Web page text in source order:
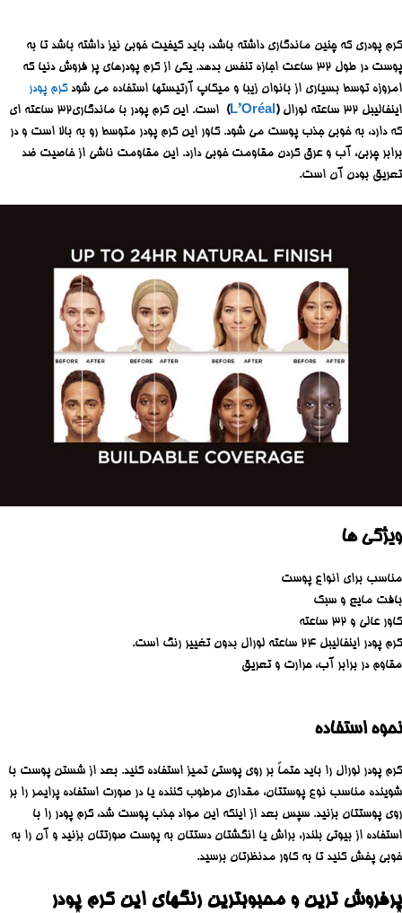
کرم پودری که چنین ماندگاری داشته باشد، باید کیفیت خوبی نیز داشته باشد تا به
پوست در طول ۳۲ ساعت اجازه تنفس بدهد. یکی از کرم پودرهای پر فروش دنیا که
امروزه توسط بسیاری از بانوان زیبا و میکاپ آرتیستها استفاده می شودکرم پودر
اینفالیبل ۳۲ ساعته لورال
(
L’Oréal
)
است. این کرم پودر با ماندگاری۳۲ ساعته ای
که دارد، به خوبی جذب پوست می شود. کاور این کرم پودر متوسط رو به بالا است و در
برابر چربی، آب و عرق کردن مقاومت خوبی دارد. این مقاومت ناشی از خاصیت ضد
تعریق بودن آن است.
ویژگی ها
مناسب برای انواع پوست
بافت مایع و سبک
کاور عالی و ۳۲ ساعته
کرم پودر اینفالیبل ۲۴ ساعته لورال بدون تغییر رنگ است.
مقاوم در برابر آب، حرارت و تعریق
نحوه استفاده
کرم پودر لورال را باید حتماً بر روی پوستی تمیز استفاده کنید. بعد از شستن پوست با
شوینده مناسب نوع پوستتان، مقداری مرطوب کننده یا در صورت استفاده پرایمر را بر
روی پوستتان بزنید. سپس بعد از اینکه این مواد جذب پوست شد، کرم پودر را با
استفاده از بیوتی بلندر، براش یا انگشتان دستتان به پوست صورتتان بزنید و آن را به
خوبی پخش کنید تا به کاور مدنظرتان برسید.
پرفروش ترین و محبوبترین رنگهای این کرم پودر